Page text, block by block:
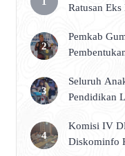
Ratusan Eks
Pemkab
Seluruh
Pendidikan
Komisi IV
Diskominfo